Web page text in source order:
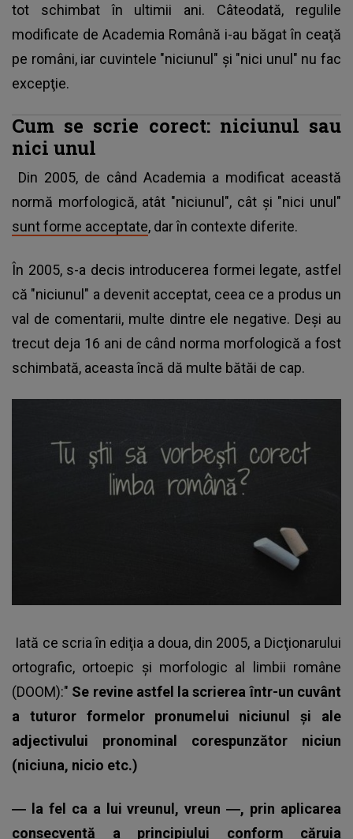
tot schimbat în ultimii ani. Câteodată, regulile
modificate de Academia Română i-au băgat în ceaţă
pe români, iar cuvintele "niciunul" şi "nici unul" nu fac
excepţie.
Cum se scrie corect: niciunul sau
nici unul
Din 2005, de când Academia a modificat această
normă morfologică, atât "niciunul", cât şi "nici unul"
sunt forme acceptate, dar în contexte diferite.
În 2005, s-a decis introducerea formei legate, astfel
că "niciunul" a devenit acceptat, ceea ce a produs un
val de comentarii, multe dintre ele negative. Deşi au
trecut deja 16 ani de când norma morfologică a fost
schimbată, aceasta încă dă multe bătăi de cap.
Iată ce scria în ediţia a doua, din 2005, a Dicţionarului
ortografic, ortoepic şi morfologic al limbii române
(DOOM):" Se revine astfel la scrierea într-un cuvânt
a tuturor formelor pronumelui niciunul şi ale
adjectivului pronominal corespunzător niciun
(niciuna, nicio etc.)
― la fel ca a lui vreunul, vreun ―, prin aplicarea
consecventă a principiului conform căruia